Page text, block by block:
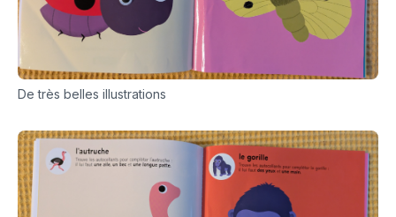
De très belles illustrations